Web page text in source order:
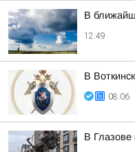
В
12:49
В
08:06
В Глазове